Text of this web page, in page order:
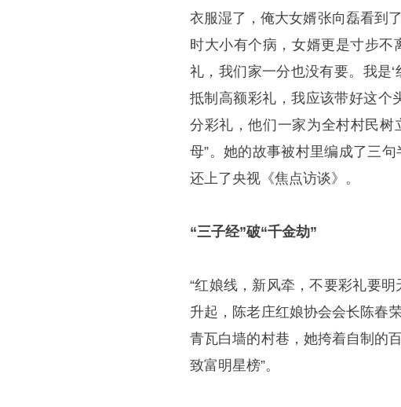
衣服湿了，俺大女婿张向磊看到
时大小有个病，女婿更是寸步
礼，我们家一分也没有要。我是
抵制高额彩礼，我应该带好这个
分彩礼，他们一家为全村村民树
母”。她的故事被村里编成了三
还上了央视《焦点访谈》。
“三子经”破“千金劫”
“红娘线，新风牵，不要彩礼要
升起，陈老庄红娘协会会长陈春
青瓦白墙的村巷，她挎着自制的
致富明星榜”。